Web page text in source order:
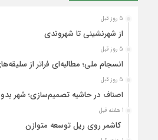
5 روز قبل
از شهرنشینی تا شهروندی
5 روز قبل
انسجام ملی؛ مطالبه‌ای فراتر از
5 روز قبل
اصناف در حاشیه تصمیم‌سازی؛ شهر
1 هفته قبل
کاشمر روی ریل توسعه متوازن